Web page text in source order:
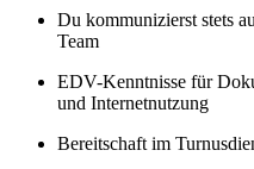
Du kommunizierst stets
Team
EDV-Kenntnisse für
und Internetnutzung
Bereitschaft im